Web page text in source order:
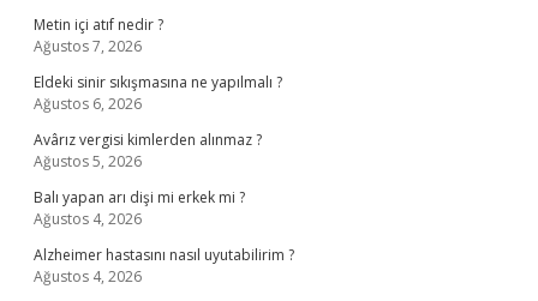
Metin içi atıf nedir ?
Ağustos 7, 2026
Eldeki sinir sıkışmasına ne yapılmalı ?
Ağustos 6, 2026
Avârız vergisi kimlerden alınmaz ?
Ağustos 5, 2026
Balı yapan arı dişi mi erkek mi ?
Ağustos 4, 2026
Alzheimer hastasını nasıl uyutabilirim ?
Ağustos 4, 2026